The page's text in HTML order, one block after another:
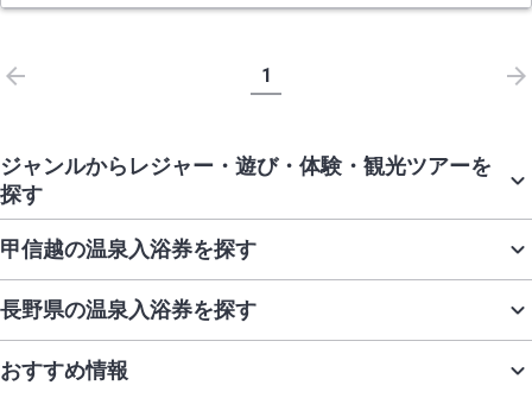
1
ジャンルからレジャー・遊び・体験・観光ツアーを
探す
甲信越の温泉入浴券を探す
長野県の温泉入浴券を探す
おすすめ情報